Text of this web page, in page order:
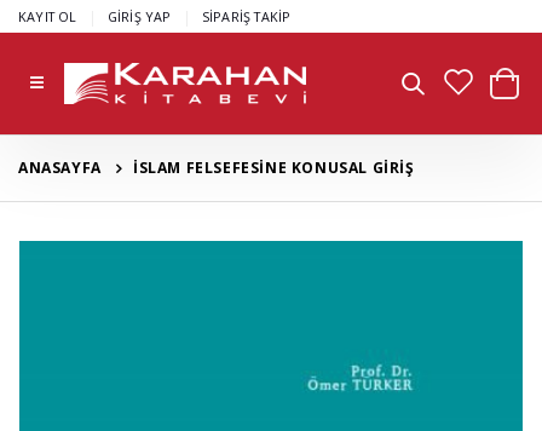
KAYIT OL GİRİŞ YAP SİPARİŞ TAKİP
ANASAYFA İSLAM FELSEFESİNE KONUSAL GİRİŞ